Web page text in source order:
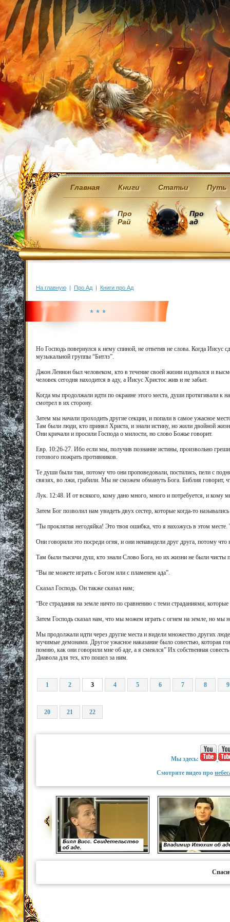
Главная Книги Статьи Путь
Про
Рай
Про
ад
На главную | Про Ад | Книги про Ад
* * *
Но Господь повернулся к нему спиной, не ответив не слова. Когда Иисус
музыкальной группы “Битлз”.
Джон Леннон был человеком, кто в течение своей жизни издевался и
человек сегодня находится в аду, а Иисус Христос жив и не забыт.
Когда мы продолжали идти по окраине этого места, души протягивали к
смотрел в их сторону.
Затем мы начали проходить другие секции, и попали в самое ужасное
Там были люди, кто принял Христа, и знали истину, но жили двойной
Они кричали и просили Господа о милости, но слово Божье говорит.
Евр. 10:26-27. Ибо если мы, получив познание истины, произвольно
готового пожрать противников.
Те души были там, потому что они проповедовали, постились, пели с
связях, во лжи, грабили. Мы не сможем обмануть Бога. Библия говорит,
Лук. 12:48. И от всякого, кому дано много, много и потребуется, и кому
Затем Бог позволил нам увидеть двух сестер, которые когда-то
“Ты проклятая негодяйка! Это твоя ошибка, что я нахожусь в этом месте.
Они говорили это посреди огня, и они ненавидели друг друга, потому
Там были тысячи душ, кто знали Слово Бога, но их жизни не были чисты
“Вы не можете играть с Богом или с пламенем ада”.
Сказал Господь. Он также сказал нам;
“Все страдания на земле ничто по сравнению с теми страданиями,
Затем Господь сказал нам, что мы можем играть с огнем на земле, но мы
Мы продолжали идти через другие места и видели множество других
мучимые демонами. Другое ужасное наказание было совестью, которая
помню, как они говорили мне об аде, а я смеялся” Их собственная
Диавола для тех, кто пошел за ним.
1 2 3 4 5 6 7 8 9
20 21 22
Мы здесь:
Смотрите видео про